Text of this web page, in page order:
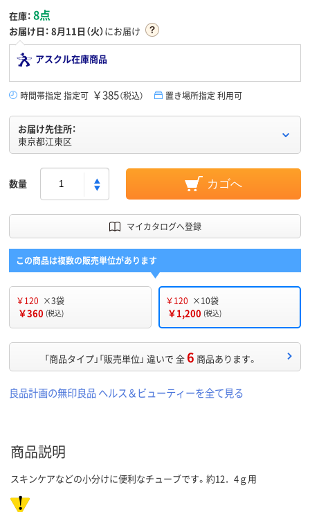
在庫： 8点
お届け日： 8月11日（火）にお届け
アスクル在庫商品
時間帯指定 指定可 ￥385（税込） 置き場所指定 利用可
お届け先住所：
東京都江東区
数量 カゴへ
マイカタログへ登録
この商品は複数の販売単位があります
￥120 ×3袋
￥360 (税込)
￥120 ×10袋
￥1,200 (税込)
「商品タイプ」「販売単位」 違いで 全6 商品あります。
良品計画の無印良品 ヘルス＆ビューティーを全て見る
商品説明
スキンケアなどの小分けに便利なチューブです。約12．4ｇ用